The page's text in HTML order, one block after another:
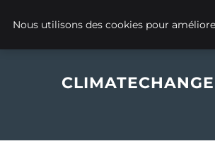
Nous utilisons des cookies pour